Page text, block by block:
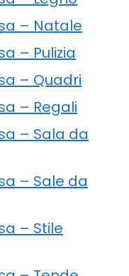
– Natale
– Pulizia
– Quadri
– Regali
– Sala da
– Sale da
– Stile